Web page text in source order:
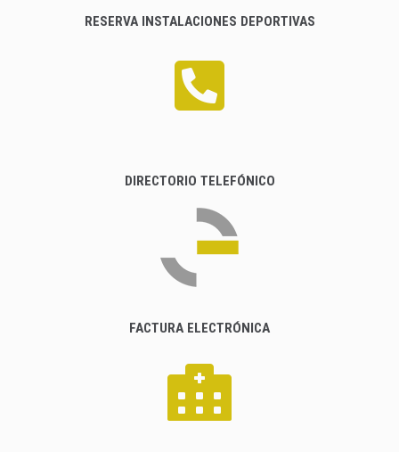
RESERVA INSTALACIONES DEPORTIVAS
DIRECTORIO TELEFÓNICO
FACTURA ELECTRÓNICA